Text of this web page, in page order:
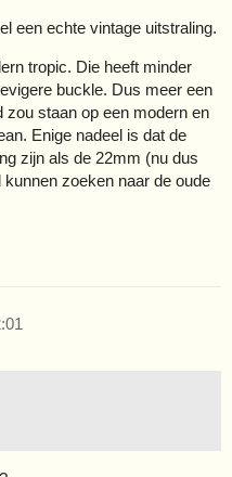
een echte vintage uitstraling.
tropic. Die heeft minder
buckle. Dus meer een
zou staan op een modern en
Enige nadeel is dat de
zijn als de 22mm (nu dus
zoeken naar de oude